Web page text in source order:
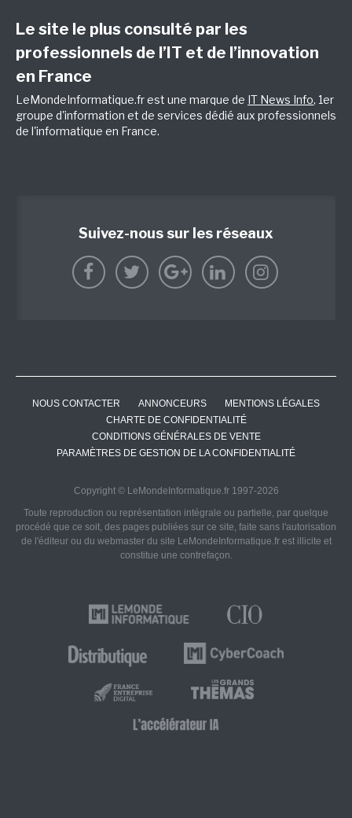
Le site le plus consulté par les
professionnels de l’IT et de l’innovation
en France
LeMondeInformatique.fr est une marque de IT News Info, 1er
groupe d'information et de services dédié aux professionnels
de l'informatique en France.
Suivez-nous sur les réseaux
NOUS CONTACTER ANNONCEURS
MENTIONS LÉGALES
CHARTE DE CONFIDENTIALITÉ
CONDITIONS GÉNÉRALES DE VENTE
PARAMÈTRES DE GESTION DE LA CONFIDENTIALITÉ
Copyright © LeMondeInformatique.fr 1997-2026
Toute reproduction ou représentation intégrale ou partielle, par quelque
procédé que ce soit, des pages publiées sur ce site, faite sans l'autorisation
de l'éditeur ou du webmaster du site LeMondeInformatique.fr est illicite et
constitue une contrefaçon.